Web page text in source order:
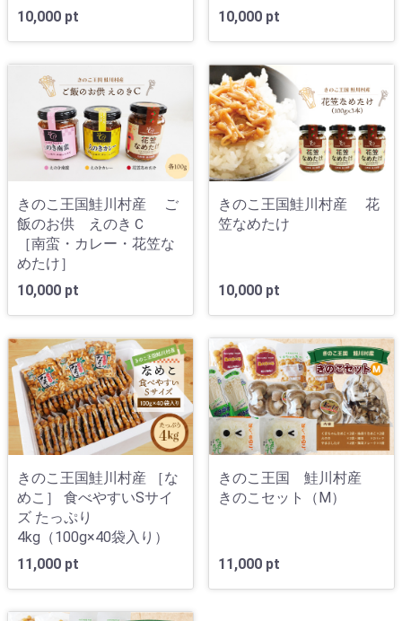
10,000 pt
10,000 pt
きのこ王国鮭川村産 ご
飯のお供 えのきＣ
［南蛮・カレー・花笠な
めたけ］
10,000 pt
きのこ王国鮭川村産 花
笠なめたけ
10,000 pt
きのこ王国鮭川村産 ［な
めこ］ 食べやすいSサイ
ズ たっぷり
4kg（100g×40袋入り）
11,000 pt
きのこ王国 鮭川村産
きのこセット（M）
11,000 pt